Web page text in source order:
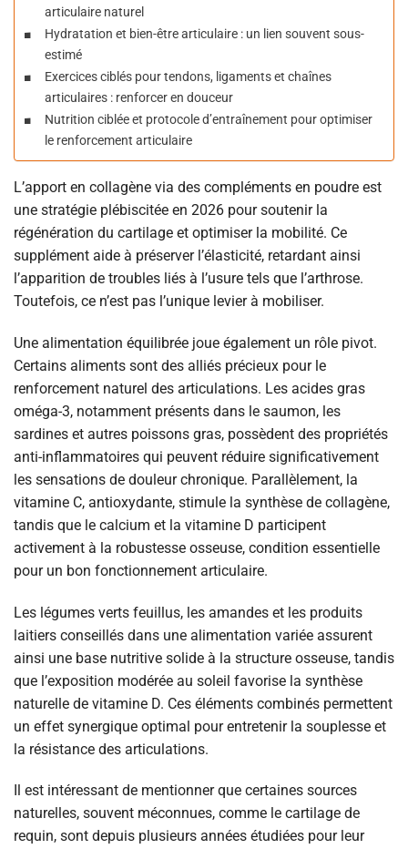
articulaire naturel
Hydratation et bien-être articulaire : un lien souvent sous-
estimé
Exercices ciblés pour tendons, ligaments et chaînes
articulaires : renforcer en douceur
Nutrition ciblée et protocole d’entraînement pour optimiser
le renforcement articulaire
L’apport en collagène via des compléments en poudre est
une stratégie plébiscitée en 2026 pour soutenir la
régénération du cartilage et optimiser la mobilité. Ce
supplément aide à préserver l’élasticité, retardant ainsi
l’apparition de troubles liés à l’usure tels que l’arthrose.
Toutefois, ce n’est pas l’unique levier à mobiliser.
Une alimentation équilibrée joue également un rôle pivot.
Certains aliments sont des alliés précieux pour le
renforcement naturel des articulations. Les acides gras
oméga-3, notamment présents dans le saumon, les
sardines et autres poissons gras, possèdent des propriétés
anti-inflammatoires qui peuvent réduire significativement
les sensations de douleur chronique. Parallèlement, la
vitamine C, antioxydante, stimule la synthèse de collagène,
tandis que le calcium et la vitamine D participent
activement à la robustesse osseuse, condition essentielle
pour un bon fonctionnement articulaire.
Les légumes verts feuillus, les amandes et les produits
laitiers conseillés dans une alimentation variée assurent
ainsi une base nutritive solide à la structure osseuse, tandis
que l’exposition modérée au soleil favorise la synthèse
naturelle de vitamine D. Ces éléments combinés permettent
un effet synergique optimal pour entretenir la souplesse et
la résistance des articulations.
Il est intéressant de mentionner que certaines sources
naturelles, souvent méconnues, comme le cartilage de
requin, sont depuis plusieurs années étudiées pour leur